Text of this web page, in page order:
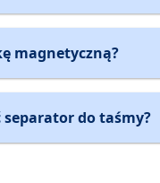
magnetyczną?
separator do taśmy?